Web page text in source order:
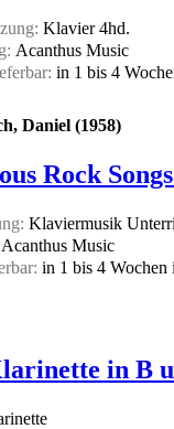
Klavier 4hd.
Acanthus Music
in 1 bis 4
Daniel (1958)
Rock
Klaviermusik
Acanthus Music
in 1 bis 4 Wochen
in B